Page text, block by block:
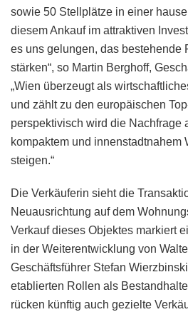
sowie 50 Stellplätze in einer
diesem Ankauf im attraktiven
es uns gelungen, das bestehende
stärken“, so Martin Berghoff,
„Wien überzeugt als
und zählt zu den europäischen
perspektivisch wird die Nachfrage
kompaktem und innenstadtnahem
steigen.“
Die Verkäuferin sieht die
Neuausrichtung auf dem
Verkauf dieses Objektes markiert
in der Weiterentwicklung von
Geschäftsführer Stefan
etablierten Rollen als
rücken künftig auch gezielte